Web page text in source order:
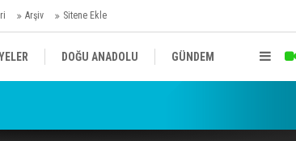
Arşiv Sitene Ekle
DOĞU ANADOLU GÜNDEM